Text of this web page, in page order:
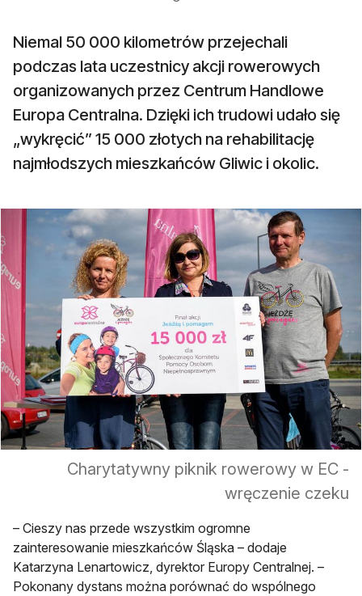
Niemal 50 000 kilometrów przejechali
podczas lata uczestnicy akcji rowerowych
organizowanych przez Centrum Handlowe
Europa Centralna. Dzięki ich trudowi udało się
„wykręcić” 15 000 złotych na rehabilitację
najmłodszych mieszkańców Gliwic i okolic.
Charytatywny piknik rowerowy w EC -
wręczenie czeku
– Cieszy nas przede wszystkim ogromne
zainteresowanie mieszkańców Śląska – dodaje
Katarzyna Lenartowicz, dyrektor Europy Centralnej. –
Pokonany dystans można porównać do wspólnego